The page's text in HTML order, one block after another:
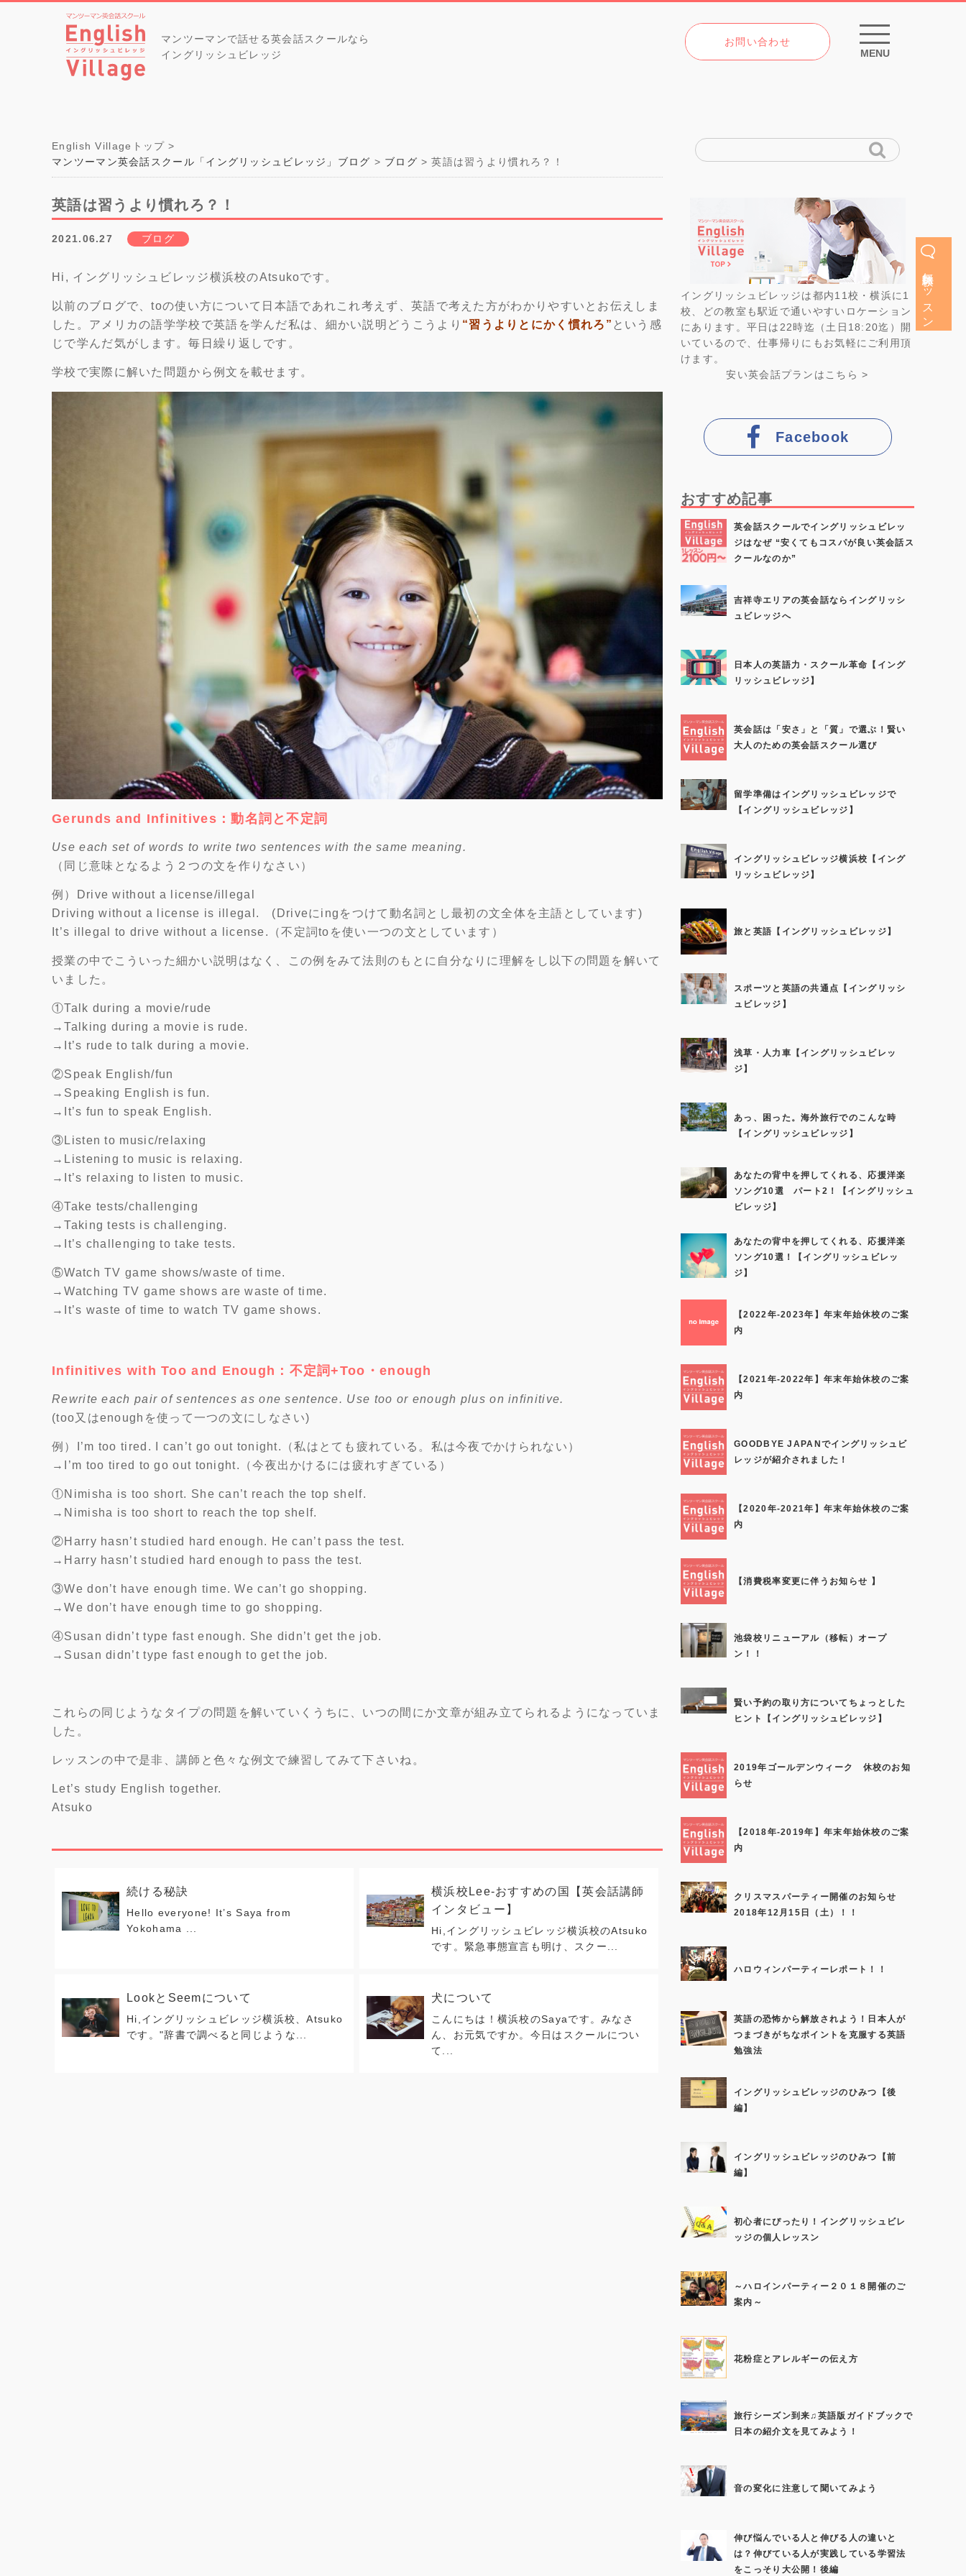
無料体験レッスン
マンツーマンで話せる英会話スクールなら
イングリッシュビレッジ
お問い合わせ
MENU
English Villageトップ
マンツーマン英会話スクール「イングリッシュビレッジ」ブログ
ブログ 英語は習うより慣れろ？！
英語は習うより慣れろ？！
2021.06.27 ブログ
Hi, イングリッシュビレッジ横浜校のAtsukoです。
以前のブログで、toの使い方について日本語であれこれ考えず、英語で考えた方がわかりやすいとお伝えしま
した。アメリカの語学学校で英語を学んだ私は、細かい説明どうこうより “習うよりとにかく慣れろ” という感
じで学んだ気がします。毎日繰り返しです。
学校で実際に解いた問題から例文を載せます。
Gerunds and Infinitives：動名詞と不定詞
Use each set of words to write two sentences with the same meaning.
（同じ意味となるよう２つの文を作りなさい）
例）Drive without a license/illegal
Driving without a license is illegal. (Driveにingをつけて動名詞とし最初の文全体を主語としています)
It’s illegal to drive without a license.（不定詞toを使い一つの文としています）
授業の中でこういった細かい説明はなく、この例をみて法則のもとに自分なりに理解をし以下の問題を解いて
いました。
①Talk during a movie/rude
→Talking during a movie is rude.
→It’s rude to talk during a movie.
②Speak English/fun
→Speaking English is fun.
→It’s fun to speak English.
③Listen to music/relaxing
→Listening to music is relaxing.
→It’s relaxing to listen to music.
④Take tests/challenging
→Taking tests is challenging.
→It’s challenging to take tests.
⑤Watch TV game shows/waste of time.
→Watching TV game shows are waste of time.
→It’s waste of time to watch TV game shows.
Infinitives with Too and Enough：不定詞+Too・enough
Rewrite each pair of sentences as one sentence. Use too or enough plus on infinitive.
(too又はenoughを使って一つの文にしなさい)
例）I’m too tired. I can’t go out tonight.（私はとても疲れている。私は今夜でかけられない）
→I’m too tired to go out tonight.（今夜出かけるには疲れすぎている）
①Nimisha is too short. She can’t reach the top shelf.
→Nimisha is too short to reach the top shelf.
②Harry hasn’t studied hard enough. He can’t pass the test.
→Harry hasn’t studied hard enough to pass the test.
③We don’t have enough time. We can’t go shopping.
→We don’t have enough time to go shopping.
④Susan didn’t type fast enough. She didn’t get the job.
→Susan didn’t type fast enough to get the job.
これらの同じようなタイプの問題を解いていくうちに、いつの間にか文章が組み立てられるようになっていま
した。
レッスンの中で是非、講師と色々な例文で練習してみて下さいね。
Let’s study English together.
Atsuko
続ける秘訣
Hello everyone! It’s Saya from
Yokohama ...
横浜校Lee-おすすめの国【英会話講師
インタビュー】
Hi,イングリッシュビレッジ横浜校のAtsuko
です。緊急事態宣言も明け、スクー...
LookとSeemについて
Hi,イングリッシュビレッジ横浜校、Atsuko
です。"辞書で調べると同じような...
犬について
こんにちは！横浜校のSayaです。みなさ
ん、お元気ですか。今日はスクールについ
て...
イングリッシュビレッジは都内11校・横浜に1
校、どの教室も駅近で通いやすいロケーション
にあります。平日は22時迄（土日18:20迄）開
いているので、仕事帰りにもお気軽にご利用頂
けます。
安い英会話プラン はこちら >
Facebook
おすすめ記事
英会話スクールでイングリッシュビレッ
ジはなぜ “安くてもコスパが良い英会話ス
クールなのか”
吉祥寺エリアの英会話ならイングリッシ
ュビレッジへ
日本人の英語力・スクール革命【イング
リッシュビレッジ】
英会話は「安さ」と「質」で選ぶ！賢い
大人のための英会話スクール選び
留学準備はイングリッシュビレッジで
【イングリッシュビレッジ】
イングリッシュビレッジ横浜校【イング
リッシュビレッジ】
旅と英語【イングリッシュビレッジ】
スポーツと英語の共通点【イングリッシ
ュビレッジ】
浅草・人力車【イングリッシュビレッ
ジ】
あっ、困った。海外旅行でのこんな時
【イングリッシュビレッジ】
あなたの背中を押してくれる、応援洋楽
ソング10選 パート2！【イングリッシュ
ビレッジ】
あなたの背中を押してくれる、応援洋楽
ソング10選！【イングリッシュビレッ
ジ】
【2022年-2023年】年末年始休校のご案
内
【2021年-2022年】年末年始休校のご案
内
GOODBYE JAPANでイングリッシュビ
レッジが紹介されました！
【2020年-2021年】年末年始休校のご案
内
【消費税率変更に伴うお知らせ 】
池袋校リニューアル（移転）オープ
ン！！
賢い予約の取り方についてちょっとした
ヒント【イングリッシュビレッジ】
2019年ゴールデンウィーク 休校のお知
らせ
【2018年-2019年】年末年始休校のご案
内
クリスマスパーティー開催のお知らせ
2018年12月15日（土）！！
ハロウィンパーティーレポート！！
英語の恐怖から解放されよう！日本人が
つまづきがちなポイントを克服する英語
勉強法
イングリッシュビレッジのひみつ【後
編】
イングリッシュビレッジのひみつ【前
編】
初心者にぴったり！イングリッシュビレ
ッジの個人レッスン
～ハロインパーティー２０１８開催のご
案内～
花粉症とアレルギーの伝え方
旅行シーズン到来♫英語版ガイドブックで
日本の紹介文を見てみよう！
音の変化に注意して聞いてみよう
伸び悩んでいる人と伸びる人の違いと
は？伸びている人が実践している学習法
をこっそり大公開！後編